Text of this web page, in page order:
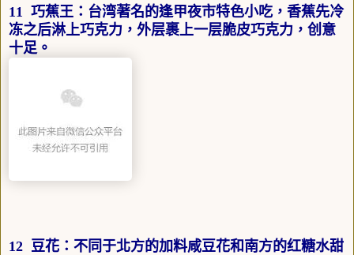
11 巧蕉王：台湾著名的逢甲夜市特色小吃，香蕉先冷
冻之后淋上巧克力，外层裹上一层脆皮巧克力，创意
十足。
12 豆花：不同于北方的加料咸豆花和南方的红糖水甜